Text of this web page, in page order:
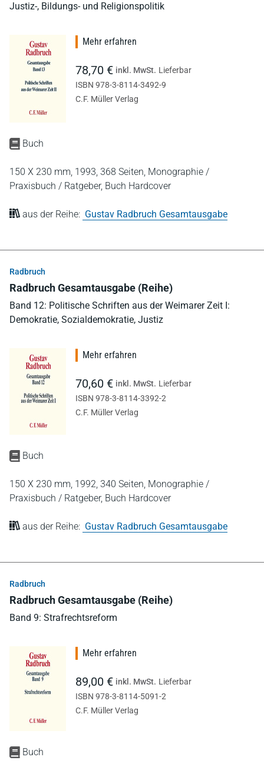
Justiz-, Bildungs- und Religionspolitik
Buch
150 X 230 mm, 1993, 368 Seiten, Monographie /
Praxisbuch / Ratgeber, Buch Hardcover
aus der Reihe: Gustav Radbruch Gesamtausgabe
Mehr erfahren
78,70 € inkl. MwSt. Lieferbar
ISBN 978-3-8114-3492-9
C.F. Müller Verlag
Radbruch
Radbruch Gesamtausgabe (Reihe)
Band 12: Politische Schriften aus der Weimarer Zeit I:
Demokratie, Sozialdemokratie, Justiz
Buch
150 X 230 mm, 1992, 340 Seiten, Monographie /
Praxisbuch / Ratgeber, Buch Hardcover
aus der Reihe: Gustav Radbruch Gesamtausgabe
Mehr erfahren
70,60 € inkl. MwSt. Lieferbar
ISBN 978-3-8114-3392-2
C.F. Müller Verlag
Radbruch
Radbruch Gesamtausgabe (Reihe)
Band 9: Strafrechtsreform
Buch
Mehr erfahren
89,00 € inkl. MwSt. Lieferbar
ISBN 978-3-8114-5091-2
C.F. Müller Verlag